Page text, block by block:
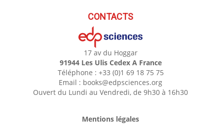
CONTACTS
17 av du Hoggar
91944 Les Ulis Cedex A France
Téléphone : +33 (0)1 69 18 75 75
Email : books@edpsciences.org
Ouvert du Lundi au Vendredi, de 9h30 à 16h30
Mentions légales